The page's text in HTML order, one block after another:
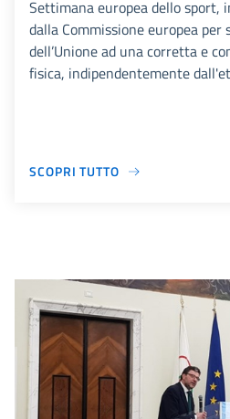
Settimana europea dello sport,
dalla Commissione europea
dell’Unione ad una corretta e
fisica, indipendentemente
SCOPRI TUTTO